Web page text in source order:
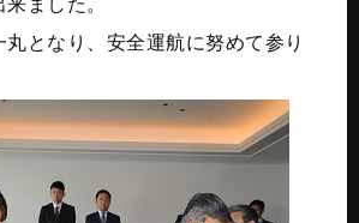
となり、安全運航に努めて参り